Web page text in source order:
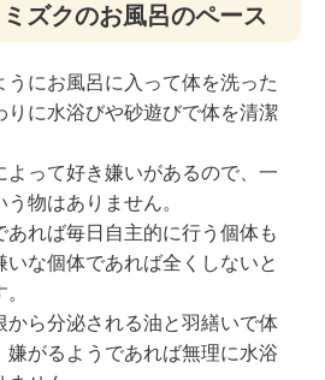
ズクのお風呂のペース
うにお風呂に入って体を洗った
りに水浴びや砂遊びで体を清潔
よって好き嫌いがあるので、一
物はありません。
あれば毎日自主的に行う個体も
な個体であれば全くしないと
から分泌される油と羽繕いで体
嫌がるようであれば無理に水浴